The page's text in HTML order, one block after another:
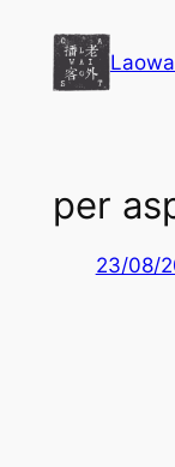
содержимому
per
23/08/